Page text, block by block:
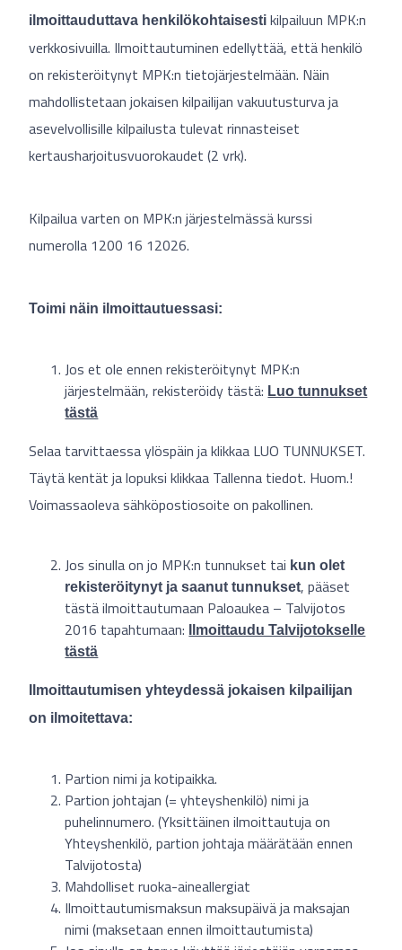
ilmoittauduttava henkilökohtaisestikilpailuun MPK:n
verkkosivuilla. Ilmoittautuminen edellyttää, että henkilö
on rekisteröitynyt MPK:n tietojärjestelmään. Näin
mahdollistetaan jokaisen kilpailijan vakuutusturva ja
asevelvollisille kilpailusta tulevat rinnasteiset
kertausharjoitusvuorokaudet (2 vrk).
Kilpailua varten on MPK:n järjestelmässä kurssi
numerolla 1200 16 12026.
Toimi näin ilmoittautuessasi:
Jos et ole ennen rekisteröitynyt MPK:n
järjestelmään, rekisteröidy tästä: Luo tunnukset
tästä
Selaa tarvittaessa ylöspäin ja klikkaa LUO TUNNUKSET.
Täytä kentät ja lopuksi klikkaa Tallenna tiedot. Huom.!
Voimassaoleva sähköpostiosoite on pakollinen.
Jos sinulla on jo MPK:n tunnukset tai kun olet
rekisteröitynyt ja saanut tunnukset, pääset
tästä ilmoittautumaan Paloaukea – Talvijotos
2016 tapahtumaan:
Ilmoittaudu Talvijotokselle
tästä
Ilmoittautumisen yhteydessä jokaisen kilpailijan
on ilmoitettava:
Partion nimi ja kotipaikka.
Partion johtajan (= yhteyshenkilö) nimi ja
puhelinnumero. (Yksittäinen ilmoittautuja on
Yhteyshenkilö, partion johtaja määrätään ennen
Talvijotosta)
Mahdolliset ruoka-aineallergiat
Ilmoittautumismaksun maksupäivä ja maksajan
nimi (maksetaan ennen ilmoittautumista)